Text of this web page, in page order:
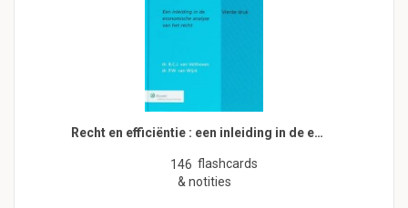
Recht en efficiëntie : een inleiding in de e…
146 flashcards
& notities